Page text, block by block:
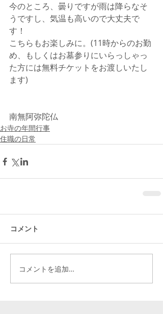
今のところ、曇りですが雨は降らなそ
うですし、気温も高いので大丈夫で
す！
こちらもお楽しみに。(11時からのお勤
め、もしくはお墓参りにいらっしゃっ
た方には無料チケットをお渡しいたし
ます)
南無阿弥陀仏
お寺の年間行事
住職の日常
コメント
コメントを追加…